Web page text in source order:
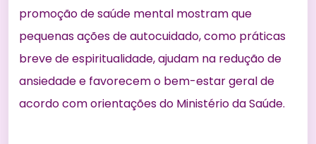
promoção de saúde mental mostram que
pequenas ações de autocuidado, como práticas
breve de espiritualidade, ajudam na redução de
ansiedade e favorecem o bem-estar geralde
acordo com orientações do Ministério da Saúde.